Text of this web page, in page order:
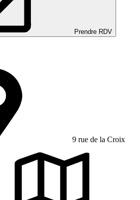
Prendre RDV
9 rue de la Croix